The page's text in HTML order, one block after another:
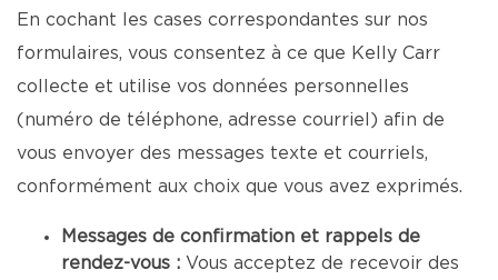
En cochant les cases correspondantes sur nos
formulaires, vous consentez à ce que Kelly Carr
collecte et utilise vos données personnelles
(numéro de téléphone, adresse courriel) afin de
vous envoyer des messages texte et courriels,
conformément aux choix que vous avez exprimés.
Messages de confirmation et rappels de
rendez-vous : Vous acceptez de recevoir des